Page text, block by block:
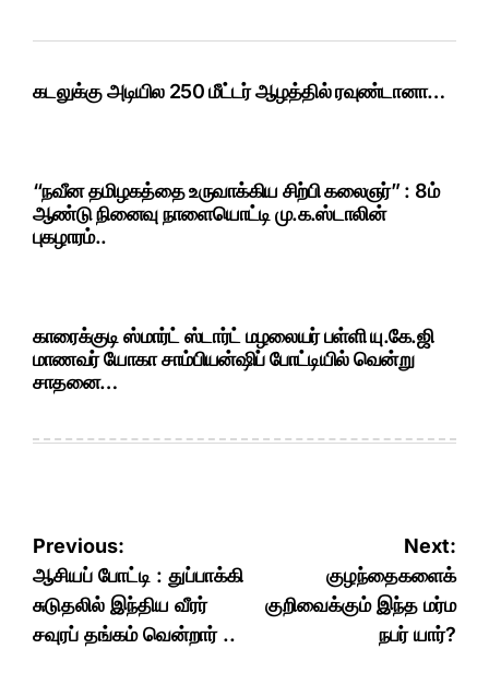
கடலுக்கு அடியில 250 மீட்டர் ஆழத்தில் ரவுண்டானா…
“நவீன தமிழகத்தை உருவாக்கிய சிற்பி கலைஞர்” : 8ம்
ஆண்டு நினைவு நாளையொட்டி மு.க.ஸ்டாலின்
புகழாரம்..
காரைக்குடி ஸ்மார்ட் ஸ்டார்ட் மழலையர் பள்ளி யு.கே.ஜி
மாணவர் யோகா சாம்பியன்ஷிப் போட்டியில் வென்று
சாதனை…
Post
navigation
Previous:
ஆசியப் போட்டி : துப்பாக்கி
சுடுதலில் இந்திய வீரர்
சவுரப் தங்கம் வென்றார் ..
Next:
குழந்தைகளைக்
குறிவைக்கும் இந்த மர்ம
நபர் யார்?